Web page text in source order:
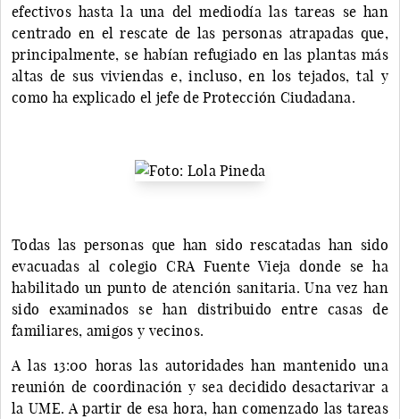
efectivos hasta la una del mediodía las tareas se han
centrado en el rescate de las personas atrapadas que,
principalmente, se habían refugiado en las plantas más
altas de sus viviendas e, incluso, en los tejados, tal y
como ha explicado el jefe de Protección Ciudadana.
Todas las personas que han sido rescatadas han sido
evacuadas al colegio CRA Fuente Vieja donde se ha
habilitado un punto de atención sanitaria. Una vez han
sido examinados se han distribuido entre casas de
familiares, amigos y vecinos.
A las 13:00 horas las autoridades han mantenido una
reunión de coordinación y sea decidido desactarivar a
la UME. A partir de esa hora, han comenzado las tareas